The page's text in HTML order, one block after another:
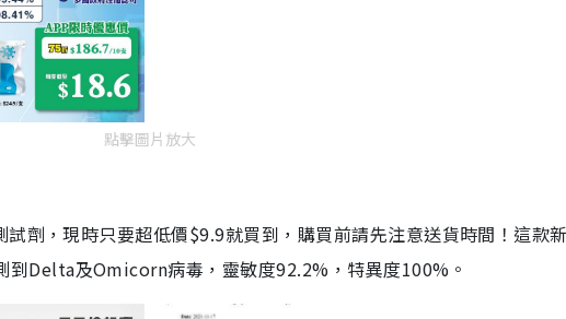
點擊圖片放大
劑，現時只要超低價$9.9就買到，購買前請先注意送貨時間！這款
到Delta及Omicorn病毒，靈敏度92.2%，特異度100%。